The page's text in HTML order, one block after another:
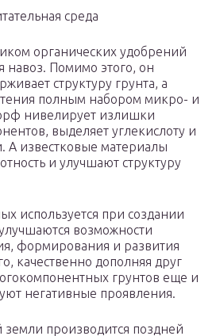
среда
органических удобрений
навоз. Помимо этого, он
структуру грунта, а
полным набором микро- и
нивелирует излишки
выделяет углекислоту и
А известковые материалы
и улучшают структуру
используется при создании
возможности
формирования и развития
качественно дополняя друг
грунтов еще и
негативные проявления.
земли производится поздней